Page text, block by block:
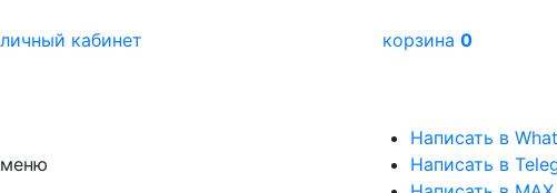
личный кабинет корзина 0
меню
Написать в
Написать в